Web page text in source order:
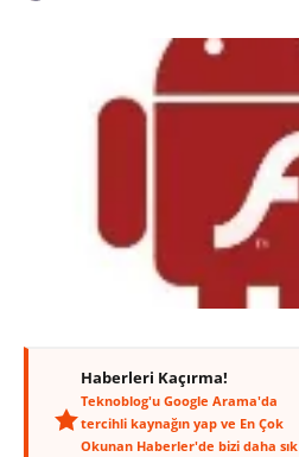
Haberleri Kaçırma!
Teknoblog'u Google Arama'da
tercihli kaynağın yap ve En Çok
Okunan Haberler'de bizi daha sık